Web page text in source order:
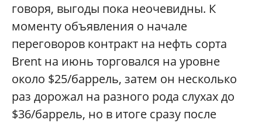
говоря, выгоды пока неочевидны. К
моменту объявления о начале
переговоров контракт на нефть сорта
Brent на июнь торговался на уровне
около $25/баррель, затем он несколько
раз дорожал на разного рода слухах до
$36/баррель, но в итоге сразу после